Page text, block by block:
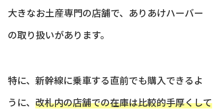
大きなお土産専門の店舗で、ありあけハーバー
の取り扱いがあります。
特に、新幹線に乗車する直前でも購入できるよ
うに、 改札内の店舗での在庫は比較的手厚くして